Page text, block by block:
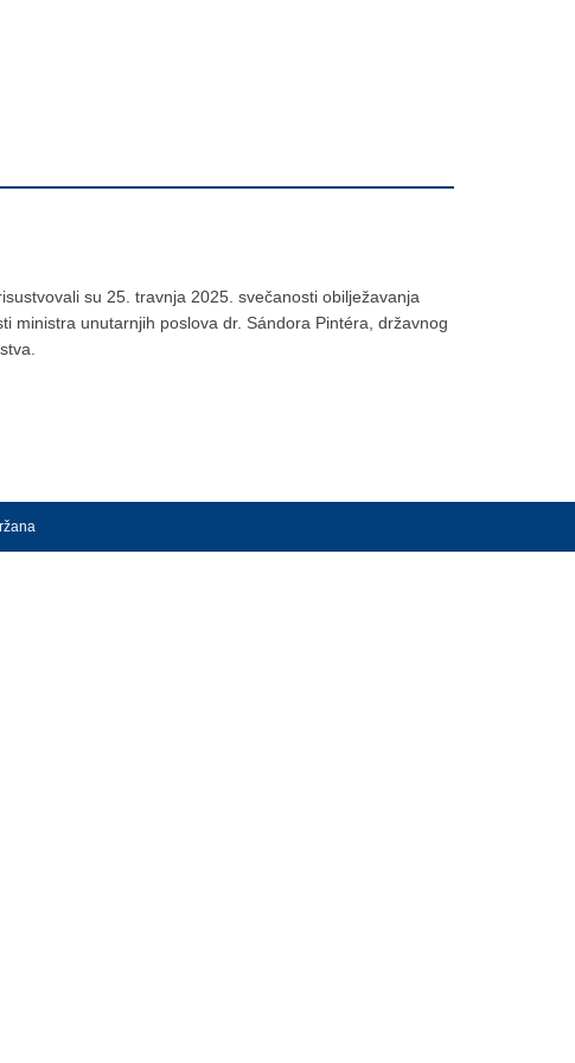
su 25. travnja 2025. svečanosti obilježavanja
ministra unutarnjih poslova dr. Sándora Pintéra, državnog